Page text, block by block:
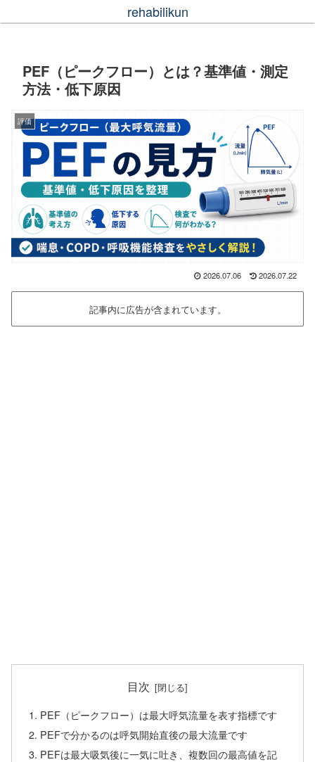
rehabilikun
PEF（ピークフロー）とは？基準値・測定
方法・低下原因
評価
2026.07.06 2026.07.22
記事内に広告が含まれています。
目次
PEF（ピークフロー）は最大呼気流量を表す指標です
PEFで分かるのは呼気開始直後の最大流量です
PEFは最大吸気後に一気に吐き、複数回の最高値を記